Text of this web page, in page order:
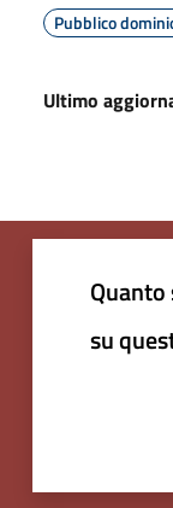
Pubblico
Ultimo
su